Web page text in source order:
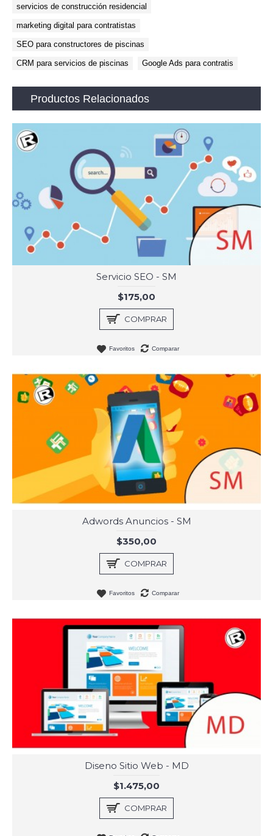
servicios de construcción residencial
marketing digital para contratistas
SEO para constructores de piscinas
CRM para servicios de piscinas Google Ads para contratis
Productos Relacionados
Servicio SEO - SM
$175,00
COMPRAR
Favoritos Comparar
Adwords Anuncios - SM
$350,00
COMPRAR
Favoritos Comparar
Diseno Sitio Web - MD
$1.475,00
COMPRAR